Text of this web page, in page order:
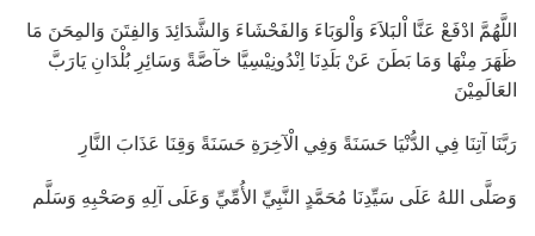
اللَّهُمَّ ادْفَعْ عَنَّا اْلبَلاَءَ وَاْلوَبَاءَ وَالفَحْشَاءَ وَالشَّدَائِدَ وَالفِتَنَ وَالمِحَنَ مَا
ظَهَرَ مِنْهَا وَمَا بَطَنَ عَنْ بَلَدِنَا اِنْدُونِيْسِيَّا خآصَّةً وَسَائِرِ بُلْدَانِ يَارَبَّ
العَالَمِيْنَ
رَبَّنَا آتِنَا فِي الدُّنْيَا حَسَنَةً وَفِي الْآخِرَةِ حَسَنَةً وَقِنَا عَذَابَ النَّارِ
وَصَلَّى اللهُ عَلَى سَيِّدِنَا مُحَمَّدٍ النَّبِيِّ الأُمِّيِّ وَعَلَى آلِهِ وَصَحْبِهِ وَسَلَّم